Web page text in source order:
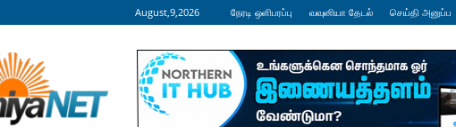
August,9,2026 நேரடி ஒளிபரப்பு வவுனியா தேடல் செய்தி அனுப்ப